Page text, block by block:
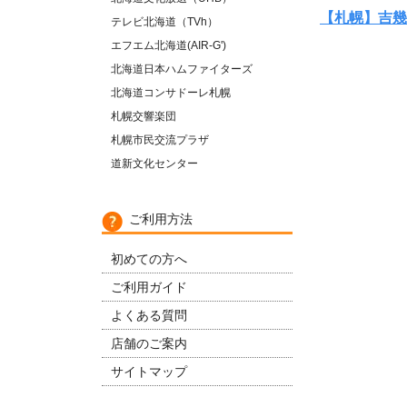
テレビ北海道（TVh）
エフエム北海道(AIR-G')
北海道日本ハムファイターズ
北海道コンサドーレ札幌
札幌交響楽団
札幌市民交流プラザ
道新文化センター
ご利用方法
初めての方へ
ご利用ガイド
よくある質問
店舗のご案内
サイトマップ
【札幌】吉